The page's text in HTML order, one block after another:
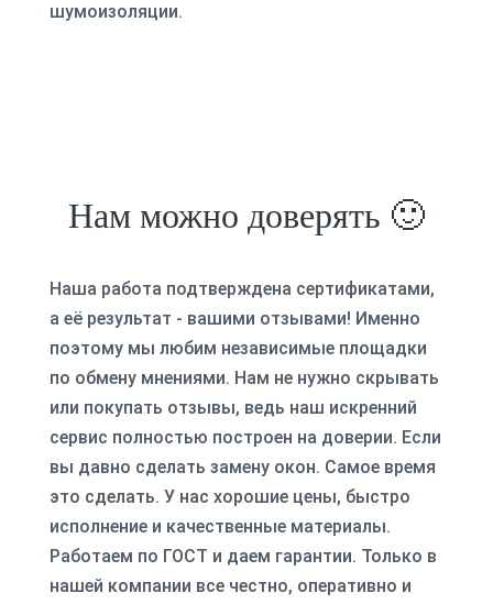
шумоизоляции.
Нам можно доверять 🙂
Наша работа подтверждена сертификатами,
а её результат - вашими отзывами! Именно
поэтому мы любим независимые площадки
по обмену мнениями. Нам не нужно скрывать
или покупать отзывы, ведь наш искренний
сервис полностью построен на доверии. Если
вы давно сделать замену окон. Самое время
это сделать. У нас хорошие цены, быстро
исполнение и качественные материалы.
Работаем по ГОСТ и даем гарантии. Только в
нашей компании все честно, оперативно и